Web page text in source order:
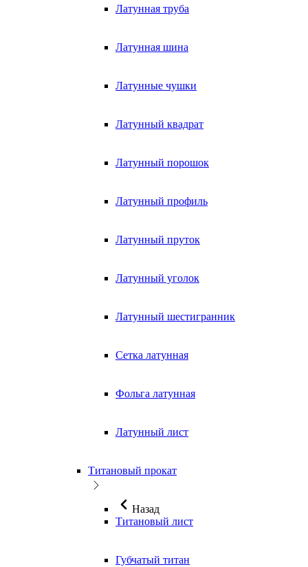
Латунная труба
Латунная шина
Латунные чушки
Латунный квадрат
Латунный порошок
Латунный профиль
Латунный пруток
Латунный уголок
Латунный шестигранник
Сетка латунная
Фольга латунная
Латунный лист
Титановый прокат
Назад
Титановый лист
Губчатый титан